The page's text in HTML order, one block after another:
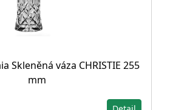
Skleněná váza CHRISTIE 255
mm